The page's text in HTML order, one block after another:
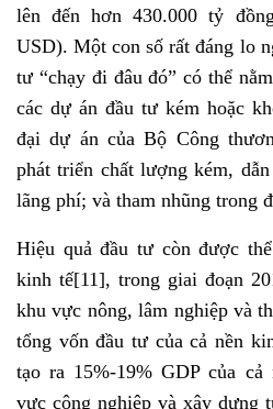
lên đến hơn 430.000 tỷ
USD). Một con số rất đáng lo
tư “chạy đi đâu đó” có thể
các dự án đầu tư kém hoặc
đại dự án của Bộ Công
phát triển chất lượng kém,
lãng phí; và tham nhũng trong
Hiệu quả đầu tư còn được
kinh tế[11], trong giai đoạn
khu vực nông, lâm nghiệp và
tổng vốn đầu tư của cả nền
tạo ra 15%-19% GDP của
vực công nghiệp và xây dựng